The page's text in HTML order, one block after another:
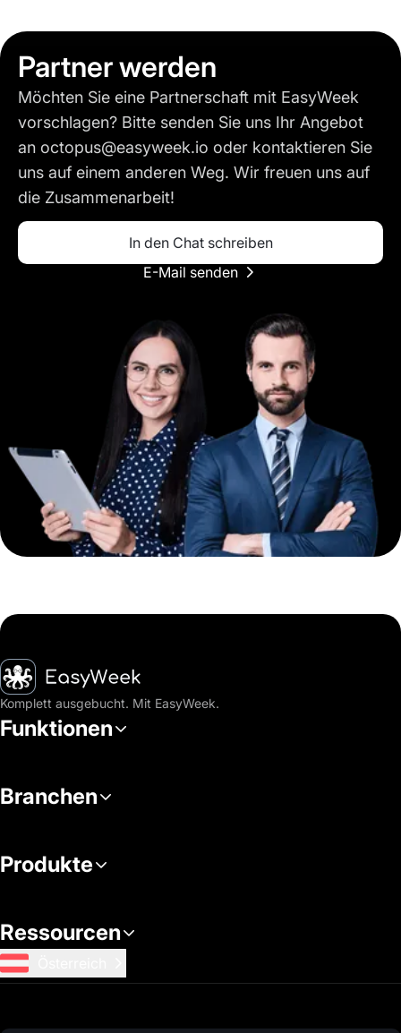
Partner werden
Möchten Sie eine Partnerschaft mit EasyWeek
vorschlagen? Bitte senden Sie uns Ihr Angebot
an octopus@easyweek.io oder kontaktieren Sie
uns auf einem anderen Weg. Wir freuen uns auf
die Zusammenarbeit!
In den Chat schreiben
E-Mail senden
Startseite
Komplett ausgebucht. Mit EasyWeek.
Funktionen
Branchen
Produkte
Ressourcen